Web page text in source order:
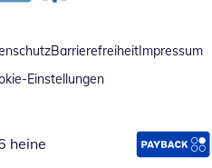
Fenster
Öffnet in neuem Fenster
BarrierefreiheitImpressum
Einstellungen
heine